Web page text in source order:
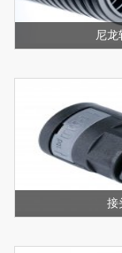
尼龙
接